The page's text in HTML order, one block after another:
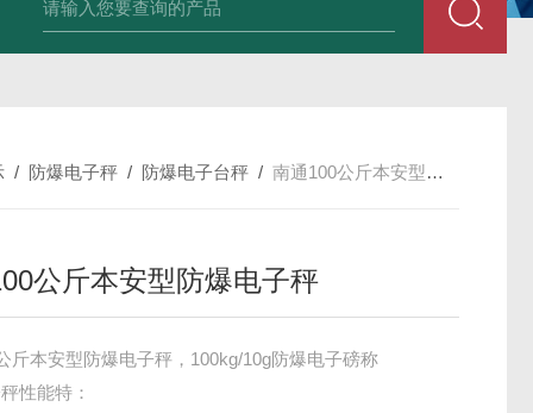
JDT-WN-Q20S食品
/ 防爆电子秤 / 防爆电子台秤 /南通100公斤本安型防爆电子秤
公斤本安型防爆电子秤
斤本安型防爆电子秤，100kg/10g防爆电子磅称
性能特：